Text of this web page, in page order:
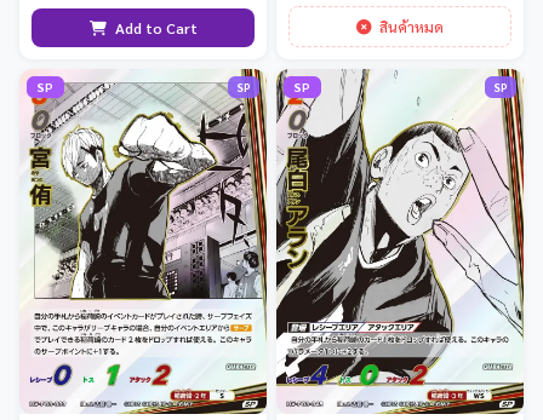
Add to Cart สินค้าหมด
SP SP SP SP